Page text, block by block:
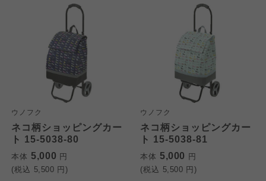
ウノフク
ネコ柄ショッピングカー
ト 15-5038-80
本体 5,000 円
(税込 5,500 円)
ウノフク
ネコ柄ショッピングカー
ト 15-5038-81
本体 5,000 円
(税込 5,500 円)